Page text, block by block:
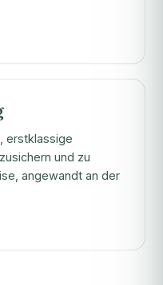
erstklassige
und zu
angewandt an der